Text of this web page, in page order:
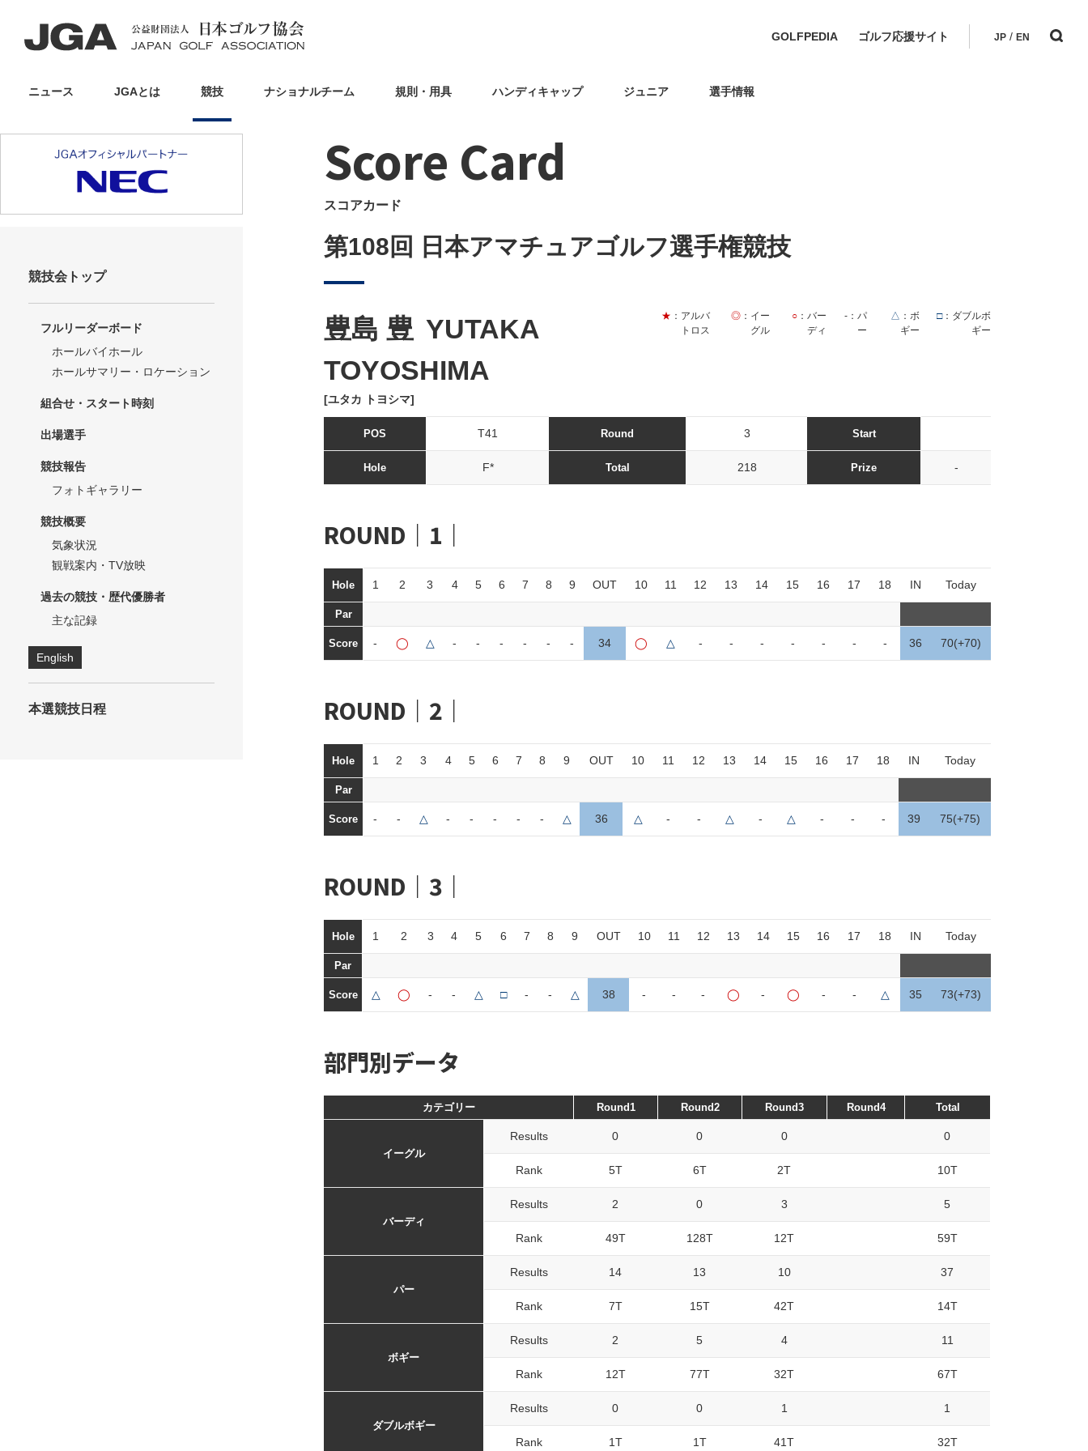
GOLFPEDIA ゴルフ応援サイト JP / EN
ニュース JGAとは 競技 ナショナルチーム 規則・用具 ハンディキャップ ジュニア 選手情報
Score Card
スコアカード
第108回 日本アマチュアゴルフ選手権競技
豊島 豊 YUTAKA
TOYOSHIMA
[ユタカ トヨシマ]
★ ：アルバ
トロス
◎ ：イー
グル
○ ：バー
ディ
- ：パ
ー
△ ：ボ
ギー
□：ダブルボ
ギー
POS T41 Round 3 Start
Hole F* Total 218 Prize -
ROUND｜1｜
Hole 1 2 3 4 5 6 7 8 9 OUT 10 11 12 13 14 15 16 17 18 IN Today
Par
Score - ◯ △ - - - - - - 34 ◯ △ - - - - - - - 36 70(+70)
ROUND｜2｜
Hole 1 2 3 4 5 6 7 8 9 OUT 10 11 12 13 14 15 16 17 18 IN Today
Par
Score - - △ - - - - - △ 36 △ - - △ - △ - - - 39 75(+75)
ROUND｜3｜
Hole 1 2 3 4 5 6 7 8 9 OUT 10 11 12 13 14 15 16 17 18 IN Today
Par
Score △ ◯ - - △ □ - - △ 38 - - - ◯ - ◯ - - △ 35 73(+73)
部門別データ
カテゴリー Round1 Round2 Round3 Round4 Total
イーグル
Results 0 0 0 0
Rank 5T 6T 2T 10T
バーディ
Results 2 0 3 5
Rank 49T 128T 12T 59T
パー
Results 14 13 10 37
Rank 7T 15T 42T 14T
ボギー
Results 2 5 4 11
Rank 12T 77T 32T 67T
ダブルボギー
Results 0 0 1 1
Rank 1T 1T 41T 32T
競技会トップ
フルリーダーボード
ホールバイホール
ホールサマリー・ロケーション
組合せ・スタート時刻
出場選手
競技報告
フォトギャラリー
競技概要
気象状況
観戦案内・TV放映
過去の競技・歴代優勝者
主な記録
English
本選競技日程